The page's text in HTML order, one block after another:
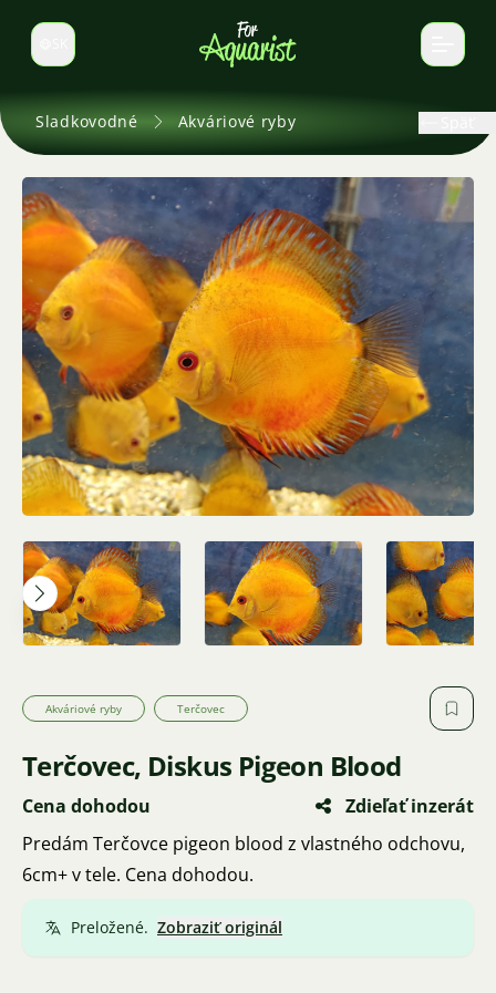
Prepnúť jazyk
Sladkovodné Akváriové ryby
Akváriové ryby Terčovec
Terčovec, Diskus Pigeon Blood
Cena dohodou
Zdieľať inzerát
Predám Terčovce pigeon blood z vlastného odchovu,
6cm+ v tele. Cena dohodou.
Preložené. Zobraziť originál